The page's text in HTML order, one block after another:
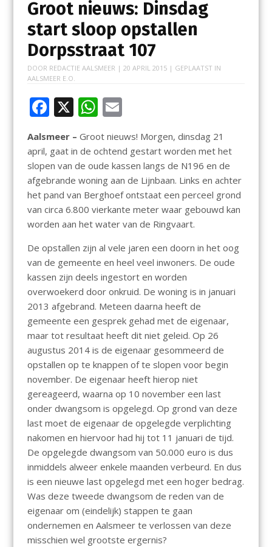
Groot nieuws: Dinsdag
start sloop opstallen
Dorpsstraat 107
DOOR REDACTIE AALSMEER | 20 APRIL 2015| GEPLAATST IN
AALSMEER E.O.
F
e
b
o
o
k
X W
at
s
A
p
p
E
ai
l
Aalsmeer – Groot nieuws! Morgen, dinsdag 21
april, gaat in de ochtend gestart worden met het
slopen van de oude kassen langs de N196 en de
afgebrande woning aan de Lijnbaan. Links en achter
het pand van Berghoef ontstaat een perceel grond
van circa 6.800 vierkante meter waar gebouwd kan
worden aan het water van de Ringvaart.
De opstallen zijn al vele jaren een doorn in het oog
van de gemeente en heel veel inwoners. De oude
kassen zijn deels ingestort en worden
overwoekerd door onkruid. De woning is in januari
2013 afgebrand. Meteen daarna heeft de
gemeente een gesprek gehad met de eigenaar,
maar tot resultaat heeft dit niet geleid. Op 26
augustus 2014 is de eigenaar gesommeerd de
opstallen op te knappen of te slopen voor begin
november. De eigenaar heeft hierop niet
gereageerd, waarna op 10 november een last
onder dwangsom is opgelegd. Op grond van deze
last moet de eigenaar de opgelegde verplichting
nakomen en hiervoor had hij tot 11 januari de tijd.
De opgelegde dwangsom van 50.000 euro is dus
inmiddels alweer enkele maanden verbeurd. En dus
is een nieuwe last opgelegd met een hoger bedrag.
Was deze tweede dwangsom de reden van de
eigenaar om (eindelijk) stappen te gaan
ondernemen en Aalsmeer te verlossen van deze
misschien wel grootste ergernis?